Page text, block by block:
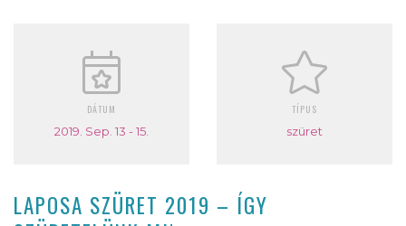
DÁTUM
2019. Sep. 13 - 15.
TÍPUS
szüret
LAPOSA SZÜRET 2019 – ÍGY